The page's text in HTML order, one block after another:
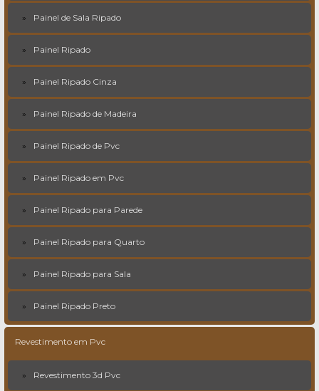
Painel de Sala Ripado
Painel Ripado
Painel Ripado Cinza
Painel Ripado de Madeira
Painel Ripado de Pvc
Painel Ripado em Pvc
Painel Ripado para Parede
Painel Ripado para Quarto
Painel Ripado para Sala
Painel Ripado Preto
Revestimento em Pvc
Revestimento 3d Pvc